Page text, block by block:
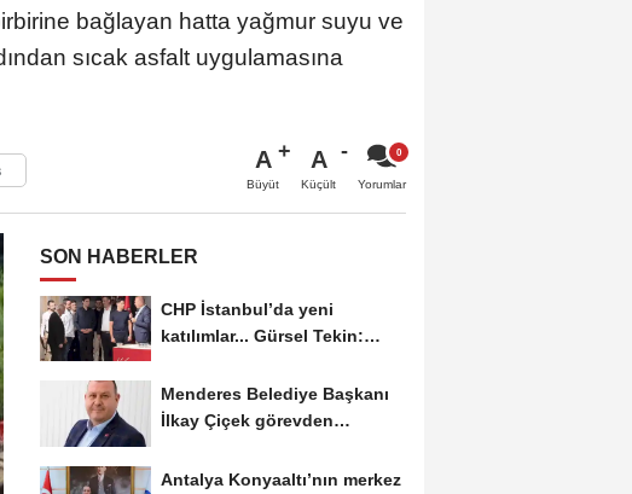
bağlayan hatta yağmur suyu ve
sıcak asfalt uygulamasına
A
Büyüt
A
Küçült Yorumlar
SON HABERLER
CHP İstanbul’da yeni
katılımlar... Gürsel Tekin:
Menderes Belediye Başkanı
İlkay Çiçek görevden
Antalya Konyaaltı’nın merkez